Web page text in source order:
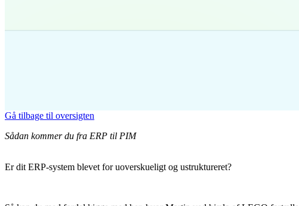
Gå tilbage til oversigten
Sådan kommer du fra ERP til PIM
Er dit ERP-system blevet for uoverskueligt og ustruktureret?